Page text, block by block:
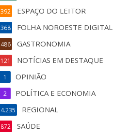
ESPAÇO DO LEITOR
392
FOLHA NOROESTE DIGITAL
368
GASTRONOMIA
486
NOTÍCIAS EM DESTAQUE
121
OPINIÃO
1
POLÍTICA E ECONOMIA
2
REGIONAL
4.235
SAÚDE
872